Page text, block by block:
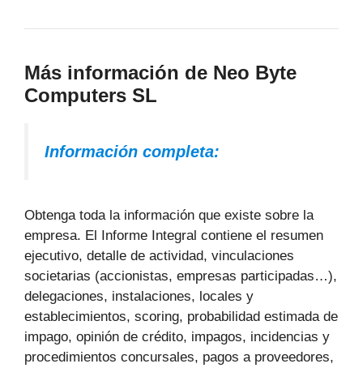
Más información de Neo Byte
Computers SL
Información completa:
Obtenga toda la información que existe sobre la
empresa. El Informe Integral contiene el resumen
ejecutivo, detalle de actividad, vinculaciones
societarias (accionistas, empresas participadas…),
delegaciones, instalaciones, locales y
establecimientos, scoring, probabilidad estimada de
impago, opinión de crédito, impagos, incidencias y
procedimientos concursales, pagos a proveedores,